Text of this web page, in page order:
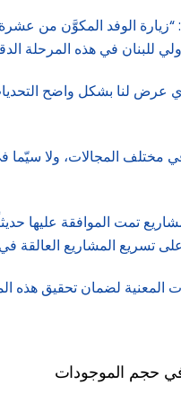
للبنان في هذه المرحلة
عرض لنا بشكل واضح
المجالات، ولا سيّما
تمت الموافقة عليها
على تسريع المشاريع العالقة
المعنية لضمان تحقيق هذه
حجم الموجودات